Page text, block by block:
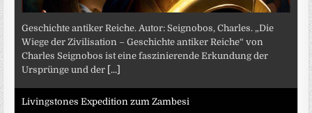
Geschichte antiker Reiche. Autor: Seignobos, Charles. „Die
Wiege der Zivilisation – Geschichte antiker Reiche“ von
Charles Seignobos ist eine faszinierende Erkundung der
Ursprünge und der [...]
Livingstones Expedition zum Zambesi